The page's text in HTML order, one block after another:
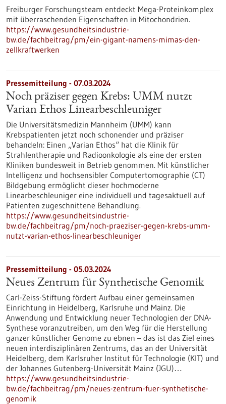
Freiburger Forschungsteam entdeckt Mega-Proteinkomplex
mit überraschenden Eigenschaften in Mitochondrien.
https://www.gesundheitsindustrie-
bw.de/fachbeitrag/pm/ein-gigant-namens-mimas-den-
zellkraftwerken
Pressemitteilung - 07.03.2024
Noch präziser gegen Krebs: UMM nutzt
Varian Ethos Linearbeschleuniger
Die Universitätsmedizin Mannheim (UMM) kann
Krebspatienten jetzt noch schonender und präziser
behandeln: Einen „Varian Ethos“ hat die Klinik für
Strahlentherapie und Radioonkologie als eine der ersten
Kliniken bundesweit in Betrieb genommen. Mit künstlicher
Intelligenz und hochsensibler Computertomographie (CT)
Bildgebung ermöglicht dieser hochmoderne
Linearbeschleuniger eine individuell und tagesaktuell auf
Patienten zugeschnittene Behandlung.
https://www.gesundheitsindustrie-
bw.de/fachbeitrag/pm/noch-praeziser-gegen-krebs-umm-
nutzt-varian-ethos-linearbeschleuniger
Pressemitteilung - 05.03.2024
Neues Zentrum für Synthetische Genomik
Carl-Zeiss-Stiftung fördert Aufbau einer gemeinsamen
Einrichtung in Heidelberg, Karlsruhe und Mainz. Die
Anwendung und Entwicklung neuer Technologien der DNA-
Synthese voranzutreiben, um den Weg für die Herstellung
ganzer künstlicher Genome zu ebnen – das ist das Ziel eines
neuen interdisziplinären Zentrums, das an der Universität
Heidelberg, dem Karlsruher Institut für Technologie (KIT) und
der Johannes Gutenberg-Universität Mainz (JGU)…
https://www.gesundheitsindustrie-
bw.de/fachbeitrag/pm/neues-zentrum-fuer-synthetische-
genomik